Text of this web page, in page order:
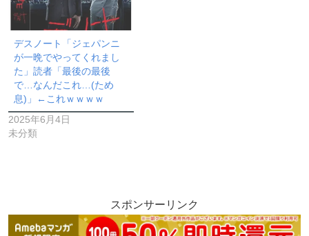
デスノート「ジェパンニ
が一晩でやってくれまし
た」読者「最後の最後
で…なんだこれ…(ため
息)」←これｗｗｗｗ
2025年6月4日
未分類
スポンサーリンク